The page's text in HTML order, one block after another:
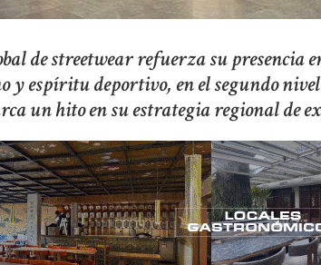
de streetwear refuerza su presencia
y espíritu deportivo, en el segundo
un hito en su estrategia regional de